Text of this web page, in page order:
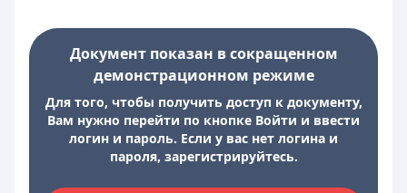
Документ показан в сокращенном
демонстрационном режиме
Для того, чтобы получить доступ к документу,
Вам нужно перейти по кнопке Войти и ввести
логин и пароль. Если у вас нет логина и
пароля, зарегистрируйтесь.